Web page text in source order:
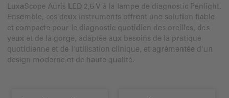
LuxaScope Auris LED 2,5 V à la lampe de diagnostic Penlight.
Ensemble, ces deux instruments offrent une solution fiable
et compacte pour le diagnostic quotidien des oreilles, des
yeux et de la gorge, adaptée aux besoins de la pratique
quotidienne et de l'utilisation clinique, et agrémentée d'un
design moderne et de haute qualité.